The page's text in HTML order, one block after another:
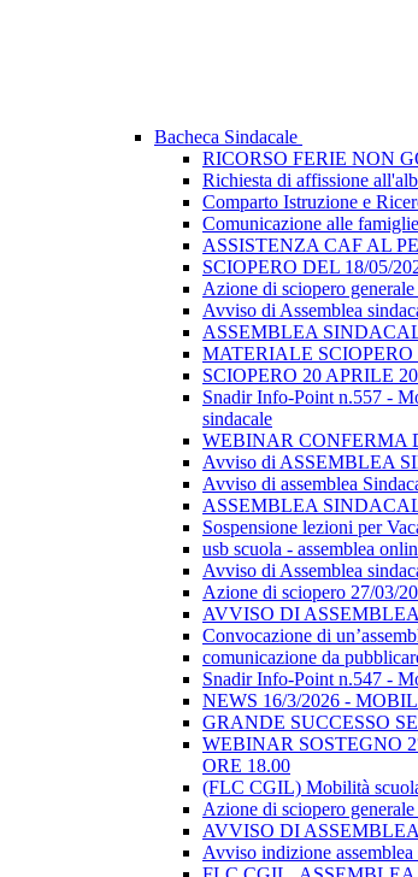
Bacheca Sindacale
RICORSO FERIE NON
Richiesta di affissione
Comparto Istruzione e
Comunicazione alle
ASSISTENZA CAF AL
SCIOPERO DEL 18/05/
Azione di sciopero
Avviso di Assemblea
ASSEMBLEA
MATERIALE
SCIOPERO 20 APRILE
Snadir Info-Point n.557 -
sindacale
WEBINAR CONFERMA
Avviso di ASSEMBLEA
Avviso di assemblea
ASSEMBLEA
Sospensione lezioni per
usb scuola - assemblea
Avviso di Assemblea
Azione di sciopero 27/03/
AVVISO DI
Convocazione di
comunicazione da
Snadir Info-Point n.547 -
NEWS 16/3/2026 -
GRANDE SUCCESSO
WEBINAR SOSTEGNO
ORE 18.00
(FLC CGIL) Mobilità
Azione di sciopero
AVVISO DI
Avviso indizione